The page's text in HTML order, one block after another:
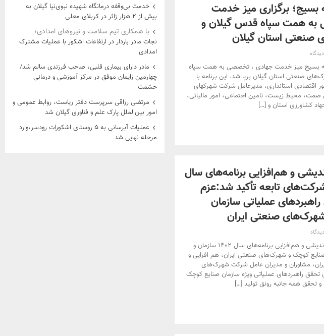
برگزاری میز خدمت
همت سپاه قدس گیلان و
استان گیلان
بسیج میز خدمت جهادی ، تخصصی به همت سپاه
صنعتی استان گیلان برپا شد. این برنامه با
اقتصادی استانداری، مدیرعامل شرکت شهرکهای
محیط زیست، تامین اجتماعی، امور مالیاتی،
کشاورزی استان و […]
و هم‌افزایی برنامه‌های سال
و شرکت‌های تابعه تأکید شد:عزم
عملیاتی سازمان
صنعتی ایران
نوای گیل-در نشست هم اندیشی و هم‌افزایی برنامه‌های سال ۱۴۰۲ سازمان و
کوچک و شهرک‌های صنعتی ایران، هم افزایی و
مشاوران و مدیران عامل شرکت شهرک‌های
تحقق راهبردهای عملیاتی ویژه سازمان صنایع کوچک
تحقق همه جانبه رونق تولید […]
خدمت بی‌وقفه درمانگاه شهیده نبوی‌نیا گیلان به
بیش از ۲ هزار زائر در کربلای معلی
با همکاری تیم سلامت و نیروهای امدادی؛
نجات مادر باردار در ارتفاعات اشکور با عملیات مشترک
امدادی
مادر دارای بیماری قلبی، صاحب فرزندی سالم شد/
چهارمین زایمان موفق در مرکز آموزشی و درمانی
حشمت
مرتضی رزاقی سرپرست دفتر ریاست، روابط عمومی و
امور بین‌الملل پارک علم و فناوری گیلان شد
عملیات آبرسانی به ۵ روستای اشکورات رودسر،وارد
مرحله نهایی شد